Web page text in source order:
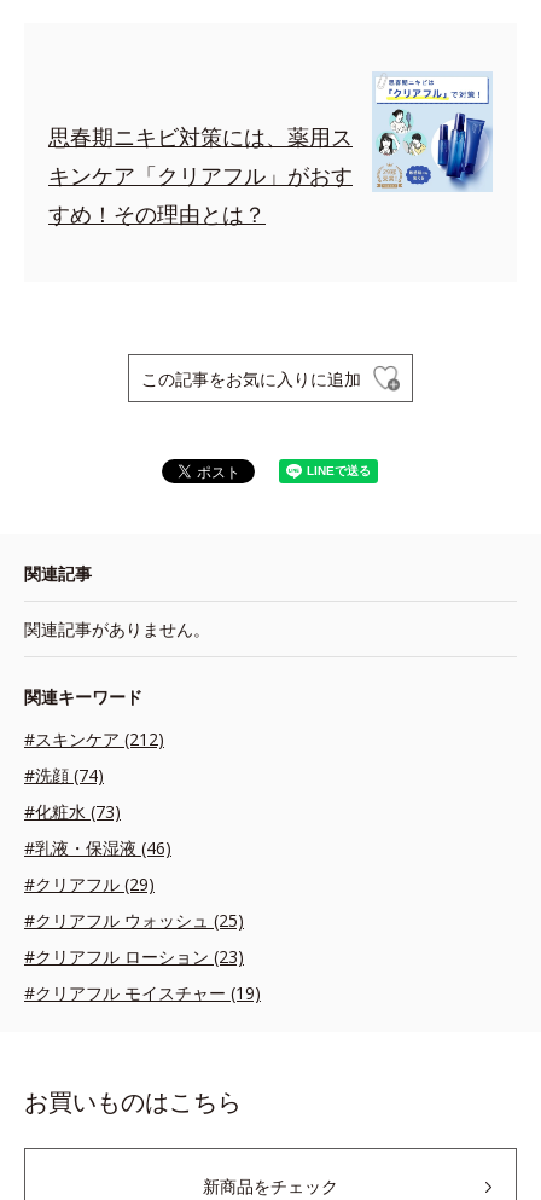
思春期ニキビ対策には、薬用ス
キンケア「クリアフル」がおす
すめ！その理由とは？
この記事をお気に入りに追加
関連記事
関連記事がありません。
関連キーワード
#スキンケア (212)
#洗顔 (74)
#化粧水 (73)
#乳液・保湿液 (46)
#クリアフル (29)
#クリアフル ウォッシュ (25)
#クリアフル ローション (23)
#クリアフル モイスチャー (19)
お買いものはこちら
新商品をチェック